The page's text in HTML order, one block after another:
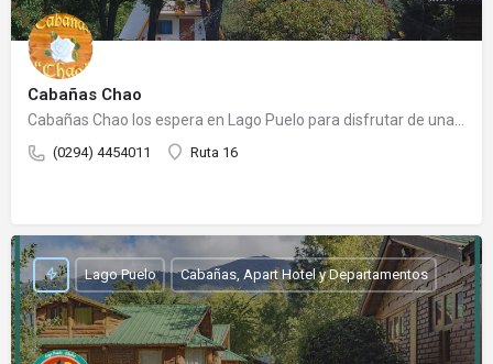
Cabañas Chao
(0294) 4454011 Ruta 16
Lago Puelo Cabañas, Apart Hotel y Departamentos